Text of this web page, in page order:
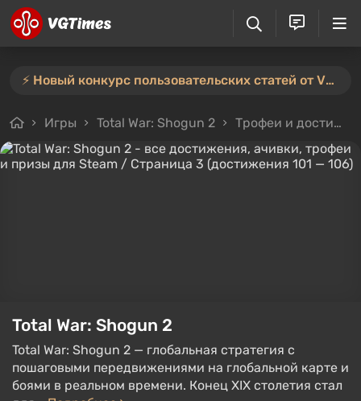
⚡️ Новый конкурс пользовательских статей от VGTimes — участвуйте тут ⚡️
Игры Total War: Shogun 2 Трофеи и достижения
Total War: Shogun 2
Total War: Shogun 2 — глобальная стратегия с
пошаговыми передвижениями на глобальной карте и
боями в реальном времени. Конец XIX столетия стал